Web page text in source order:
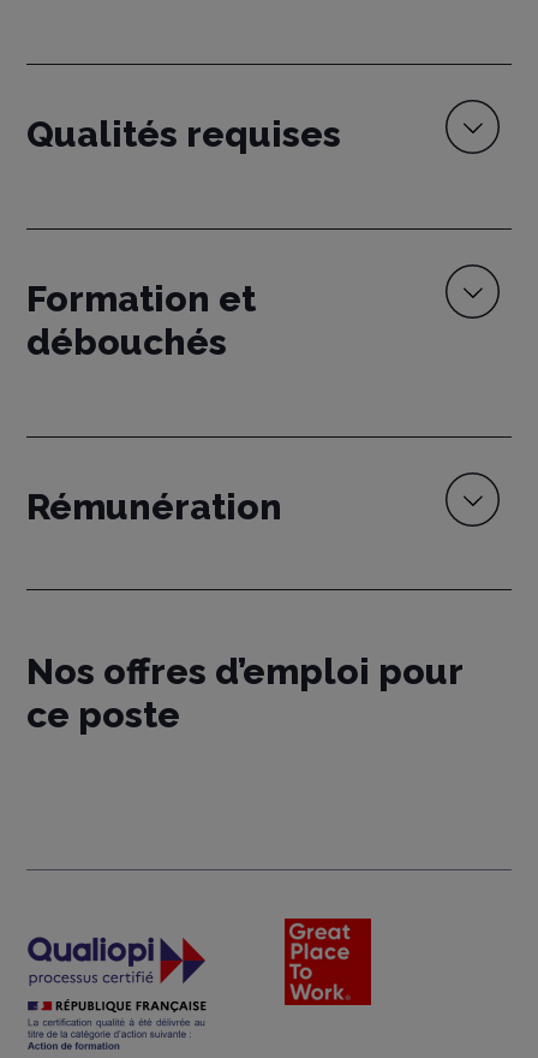
Qualités requises
Formation et
débouchés
Rémunération
Nos offres d’emploi pour
ce poste